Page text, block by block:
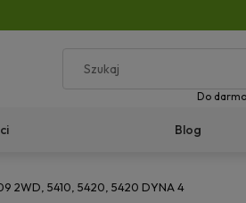
Do
Blog
2WD, 5410, 5420, 5420 DYNA 4